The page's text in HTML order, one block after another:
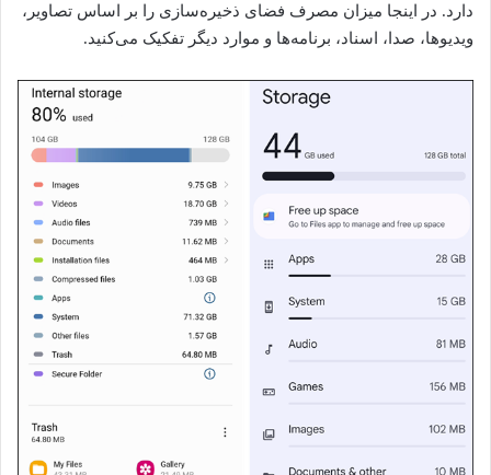
دارد. در اینجا میزان مصرف فضای ذخیره‌سازی را بر اساس تصاویر،
ویدیوها، صدا، اسناد، برنامه‌ها و موارد دیگر تفکیک می‌کنید.